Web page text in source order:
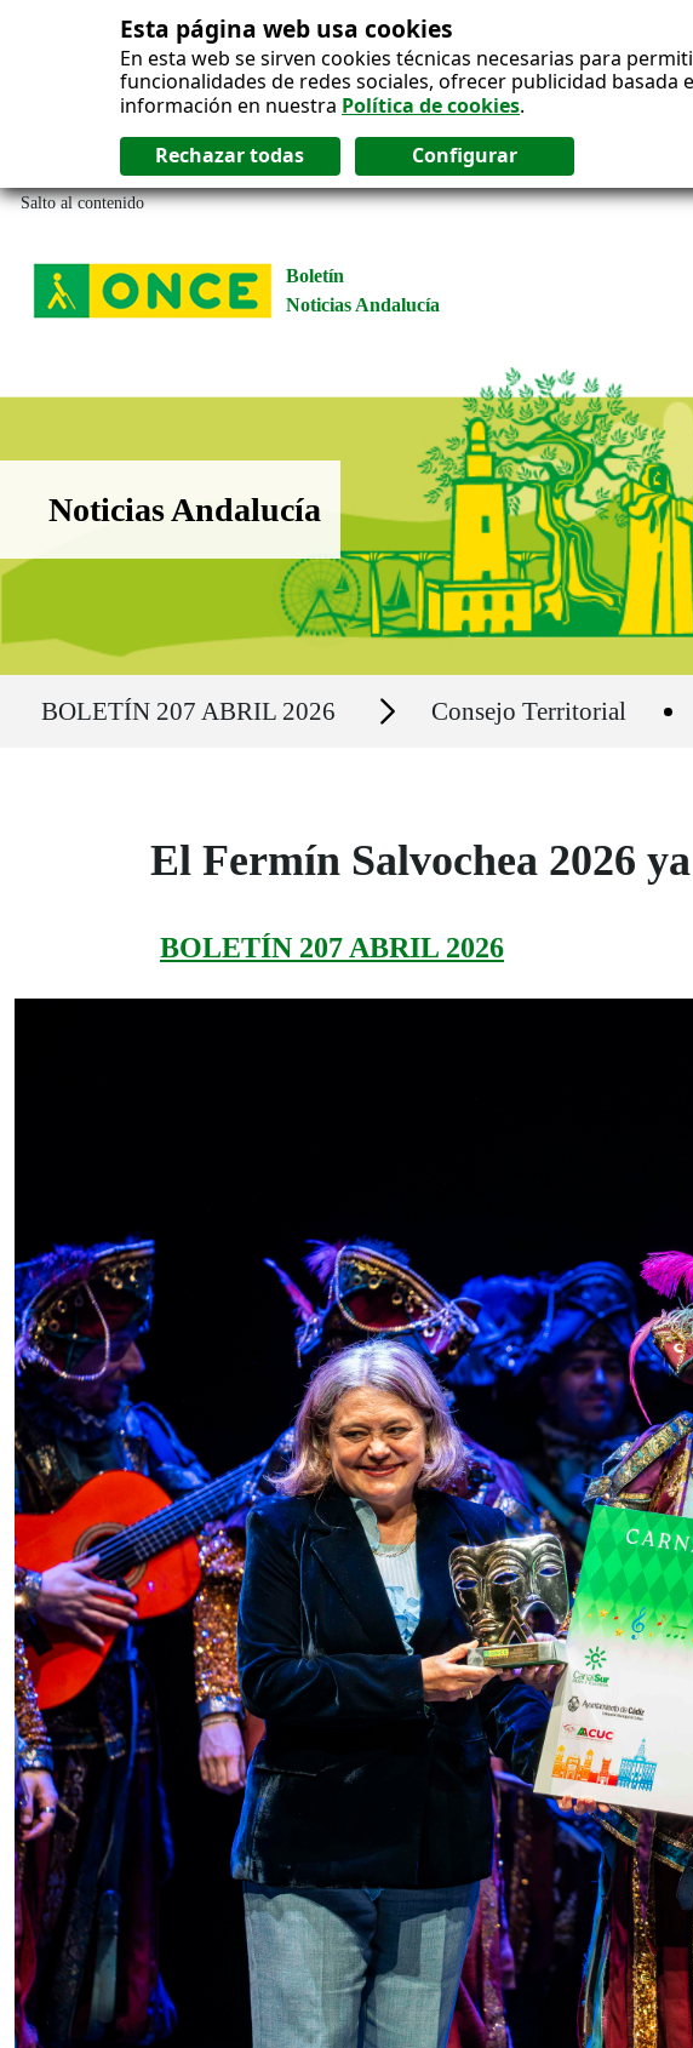
Esta página web usa cookies
En esta web se sirven cookies técnicas necesarias para
funcionalidades de redes sociales, ofrecer publicidad
información en nuestra Política de cookies.
Salto al contenido
Boletín
Noticias Andalucía
Boletín Noticias Andalucía
Noticias Andalucía
BOLETÍN 207 ABRIL 2026 Secciones Consejo Territorial
El Fermín Salvochea 2026
BOLETÍN 207 ABRIL 2026